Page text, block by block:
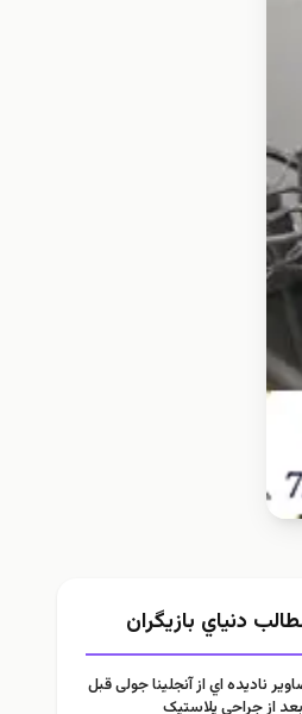
دنياي بازيگران
ناديده اي از آنجلینا جولی قبل
از جراحی پلاستیک